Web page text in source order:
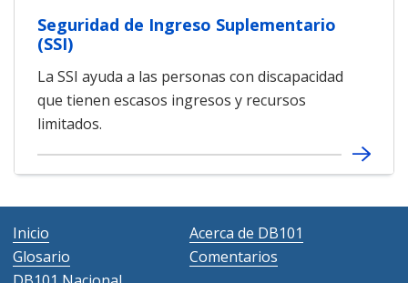
Seguridad de Ingreso Suplementario
(SSI)
La SSI ayuda a las personas con discapacidad
que tienen escasos ingresos y recursos
limitados.
Inicio
Acerca de DB101
Glosario
Comentarios